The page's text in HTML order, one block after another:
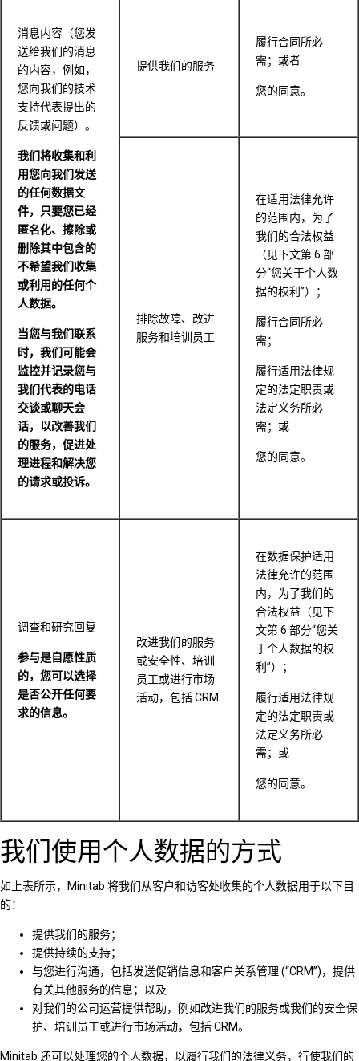
消息内容（您发
送给我们的消息
的内容，例如，
您向我们的技术
支持代表提出的
反馈或问题）。
我们将收集和利
用您向我们发送
的任何数据文
件，只要您已经
匿名化、擦除或
删除其中包含的
不希望我们收集
或利用的任何个
人数据。
当您与我们联系
时，我们可能会
监控并记录您与
我们代表的电话
交谈或聊天会
话，以改善我们
的服务，促进处
理进程和解决您
的请求或投诉。
提供我们的服务
履行合同所必
需；或者
您的同意。
排除故障、改进
服务和培训员工
在适用法律允许
的范围内，为了
我们的合法权益
（见下文第 6 部
分“您关于个人数
据的权利”）；
履行合同所必
需；
履行适用法律规
定的法定职责或
法定义务所必
需；或
您的同意。
调查和研究回复
参与是自愿性质
的，您可以选择
是否公开任何要
求的信息。
改进我们的服务
或安全性、培训
员工或进行市场
活动，包括 CRM
在数据保护适用
法律允许的范围
内，为了我们的
合法权益（见下
文第 6 部分“您关
于个人数据的权
利”）；
履行适用法律规
定的法定职责或
法定义务所必
需；或
您的同意。
我们使用个人数据的方式
如上表所示，Minitab 将我们从客户和访客处收集的个人数据用于以下目
的：
提供我们的服务；
提供持续的支持；
与您进行沟通，包括发送促销信息和客户关系管理 (“CRM”)，提供
有关其他服务的信息；以及
对我们的公司运营提供帮助，例如改进我们的服务或我们的安全保
护、培训员工或进行市场活动，包括 CRM。
Minitab 还可以处理您的个人数据，以履行我们的法律义务，行使我们的